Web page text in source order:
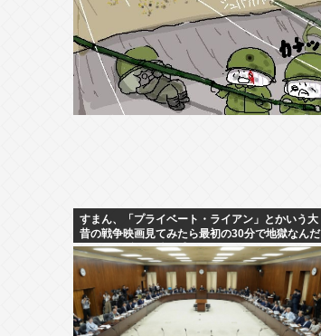
すまん、「プライベート・ライアン」とかいう大
昔の戦争映画見てみたら最初の30分で地獄なんだ
が…これずっと続く感じ？